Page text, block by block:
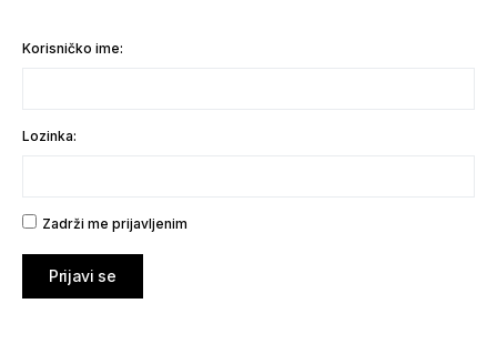
Korisničko ime:
Lozinka:
Zadrži me prijavljenim
Prijavi se